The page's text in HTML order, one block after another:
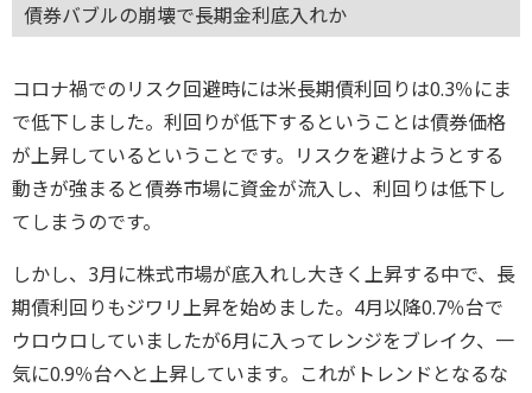
債券バブルの崩壊で長期金利底入れか
コロナ禍でのリスク回避時には米長期債利回りは0.3％にま
で低下しました。利回りが低下するということは債券価格
が上昇しているということです。リスクを避けようとする
動きが強まると債券市場に資金が流入し、利回りは低下し
てしまうのです。
しかし、3月に株式市場が底入れし大きく上昇する中で、長
期債利回りもジワリ上昇を始めました。4月以降0.7％台で
ウロウロしていましたが6月に入ってレンジをブレイク、一
気に0.9％台へと上昇しています。これがトレンドとなるな